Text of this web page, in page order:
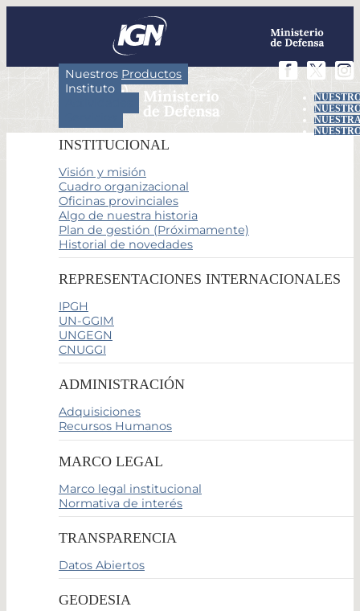
Nuestros Productos
Instituto
INSTITUCIONAL
Visión y misión
Cuadro organizacional
Oficinas provinciales
Algo de nuestra historia
Plan de gestión (Próximamente)
Historial de novedades
REPRESENTACIONES INTERNACIONALES
IPGH
UN-GGIM
UNGEGN
CNUGGI
ADMINISTRACIÓN
Adquisiciones
Recursos Humanos
MARCO LEGAL
Marco legal institucional
Normativa de interés
TRANSPARENCIA
Datos Abiertos
GEODESIA